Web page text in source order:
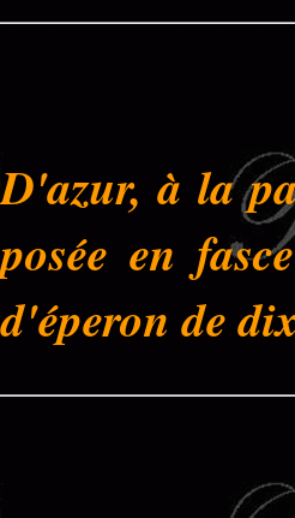
D'azur, à la
posée en
d'éperon de